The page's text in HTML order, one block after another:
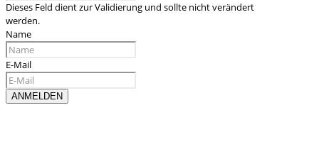
Dieses Feld dient zur Validierung und sollte nicht verändert
werden.
Name
E-Mail